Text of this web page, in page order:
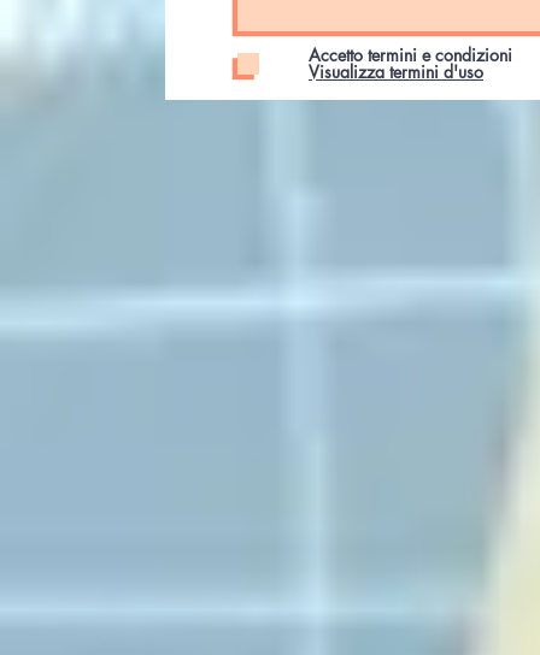
Accetto termini e condizioni
Visualizza termini d'uso